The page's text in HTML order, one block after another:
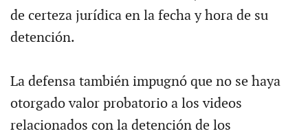
de certeza jurídica en la fecha y hora de su
detención.
La defensa también impugnó que no se haya
otorgado valor probatorio a los videos
relacionados con la detención de los